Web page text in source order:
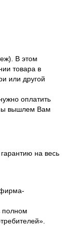
В этом
товара в
или другой
оплатить
вышлем Вам
на весь
фирма-
полном